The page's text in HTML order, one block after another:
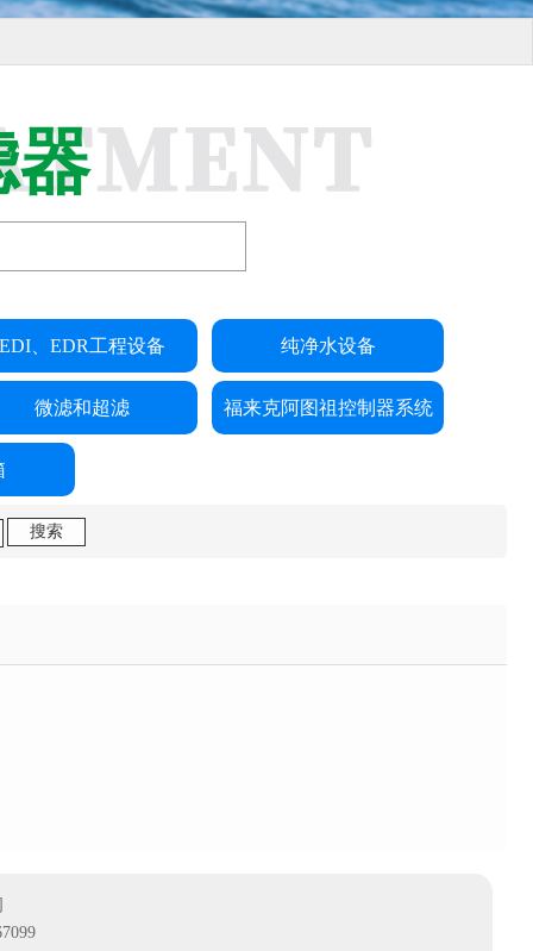
器
、EDR工程设备 纯净水设备
微滤和超滤 福来克阿图祖控制器系统